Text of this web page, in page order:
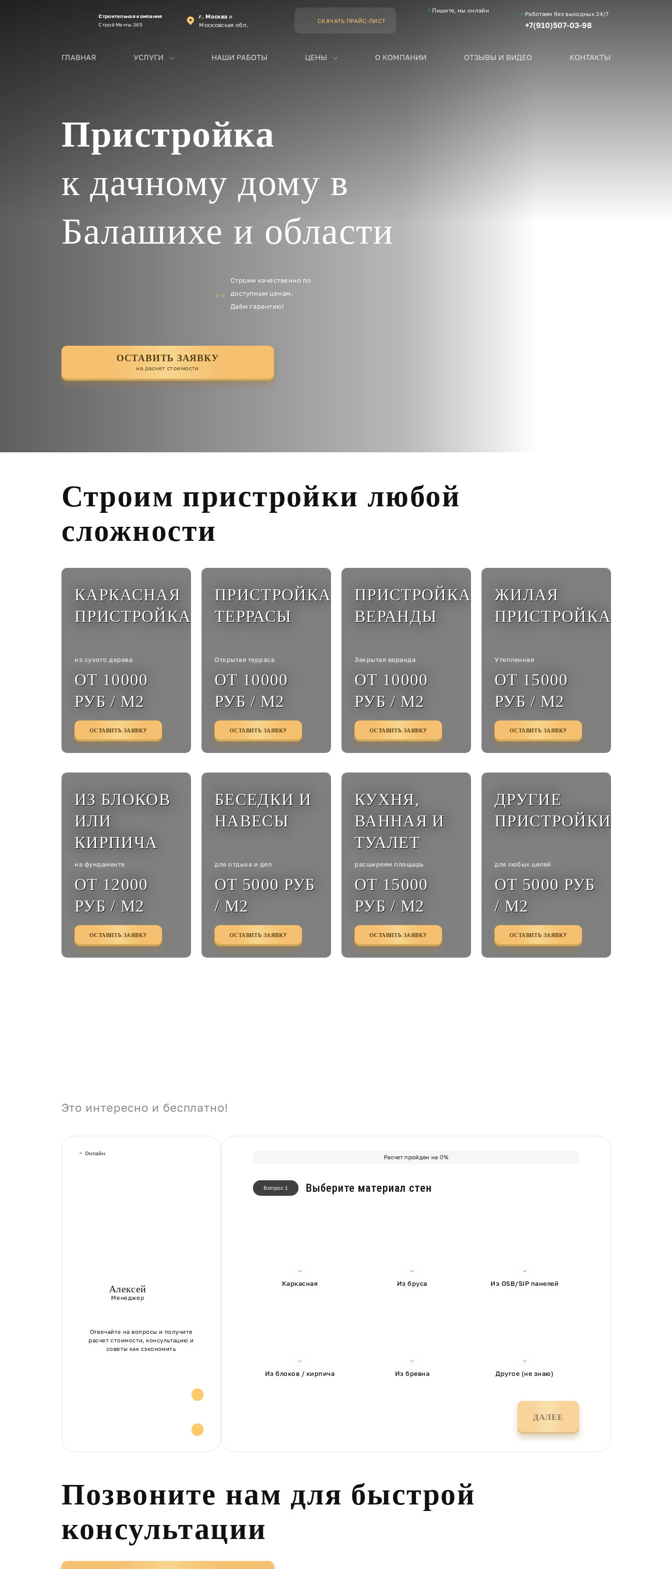
Строительная компания
Строй Мечты 365
г. Москва и
Московская обл.
СКАЧАТЬ ПРАЙС-ЛИСТ
Пишите, мы онлайн
Работаем без выходных24/7
+7(910)507-03-98
ГЛАВНАЯ УСЛУГИ НАШИ РАБОТЫ ЦЕНЫ О КОМПАНИИ ОТЗЫВЫ И ВИДЕО КОНТАКТЫ
Пристройка
к дачному дому в
Балашихе и области
Строим качественно по
доступным ценам.
Даём гарантию!
ОСТАВИТЬ ЗАЯВКУ
на расчет стоимости
Строим пристройки любой
сложности
КАРКАСНАЯ
ПРИСТРОЙКА
из сухого дерева
ОТ 10000
РУБ / М2
ОСТАВИТЬ ЗАЯВКУ
ПРИСТРОЙКА
ТЕРРАСЫ
Открытая терраса
ОТ 10000
РУБ / М2
ОСТАВИТЬ ЗАЯВКУ
ПРИСТРОЙКА
ВЕРАНДЫ
Закрытая веранда
ОТ 10000
РУБ / М2
ОСТАВИТЬ ЗАЯВКУ
ЖИЛАЯ
ПРИСТРОЙКА
Утепленная
ОТ 15000
РУБ / М2
ОСТАВИТЬ ЗАЯВКУ
ИЗ БЛОКОВ
ИЛИ
КИРПИЧА
на фундаменте
ОТ 12000
РУБ / М2
ОСТАВИТЬ ЗАЯВКУ
БЕСЕДКИ И
НАВЕСЫ
для отдыха и дел
ОТ 5000 РУБ
/ М2
ОСТАВИТЬ ЗАЯВКУ
КУХНЯ,
ВАННАЯ И
ТУАЛЕТ
расширяем площадь
ОТ 15000
РУБ / М2
ОСТАВИТЬ ЗАЯВКУ
ДРУГИЕ
ПРИСТРОЙКИ
для любых целей
ОТ 5000 РУБ
/ М2
ОСТАВИТЬ ЗАЯВКУ
Это интересно и бесплатно!
Расчет пройден на0%
Вопрос 1 Выберите материал стен
Каркасная Из бруса Из OSB/SIP панелей
Из блоков / кирпича Из бревна Другое (не знаю)
ДАЛЕЕ
Онлайн
Алексей
Менеджер
Отвечайте на вопросы и получите
расчет стоимости, консультацию и
советы как сэкономить
Позвоните нам для быстрой
консультации